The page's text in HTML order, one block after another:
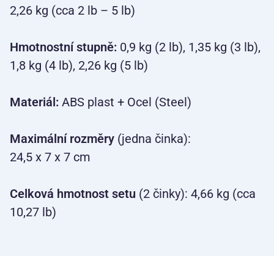
2,26 kg (cca 2 lb – 5 lb)
Hmotnostní stupně: 0,9 kg (2 lb), 1,35 kg (3 lb),
1,8 kg (4 lb), 2,26 kg (5 lb)
Materiál: ABS plast + Ocel (Steel)
Maximální rozměry (jedna činka):
24,5 x 7 x 7 cm
Celková hmotnost setu (2 činky): 4,66 kg (cca
10,27 lb)